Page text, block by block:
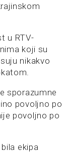
u RTV-
koji su
nikakvo
sporazumne
povoljno po
povoljno po
ekipa